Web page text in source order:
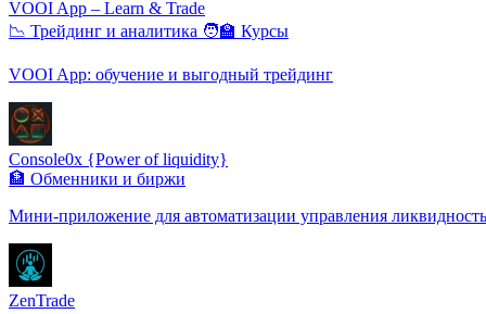
VOOI App – Learn & Trade
📉 Трейдинг и аналитика 🧑‍🏫 Курсы
VOOI App: обучение и выгодный трейдинг
Console0x {Power of liquidity}
🏦 Обменники и биржи
Мини-приложение для автоматизации управления
ZenTrade